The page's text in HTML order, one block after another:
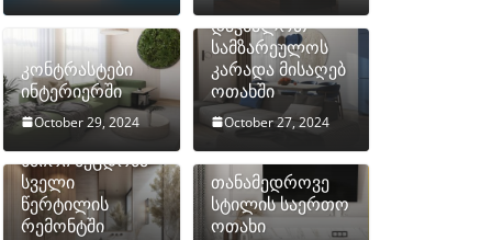
კონტრასტები
ინტერიერში
October 29, 2024
დავმალოთ
სამზარეულოს
კარადა მისაღებ
ოთახში
October 27, 2024
ხშირი შეცდომა
სველი
წერტილის
რემონტში
თანამედროვე
სტილის საერთო
ოთახი